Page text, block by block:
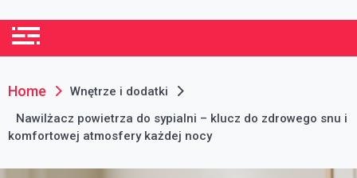
portaldom.com.pl
Home
Wnętrze i dodatki
Nawilżacz powietrza do sypialni – klucz do zdrowego snu i
komfortowej atmosfery każdej nocy